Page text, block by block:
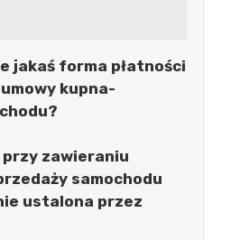
jakaś forma płatności
kupna-
przy zawieraniu
samochodu
ustalona przez